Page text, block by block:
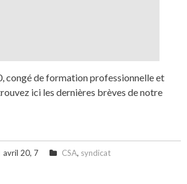
congé de formation professionnelle et
ici les dernières brèves de notre
avril 20, 7 CSA, syndicat